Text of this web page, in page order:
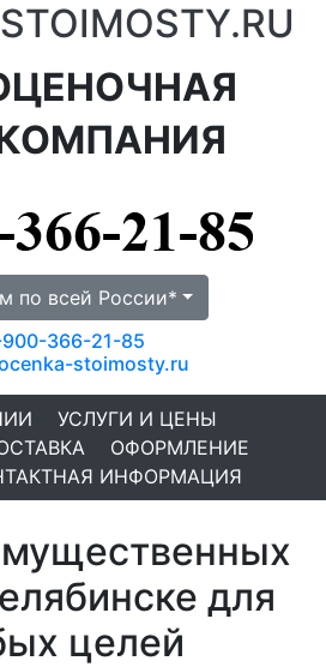
по всей России*
366-21-85
stoimosty.ru
УСЛУГИ И ЦЕНЫ
ОФОРМЛЕНИЕ
ИНФОРМАЦИЯ
для
целей